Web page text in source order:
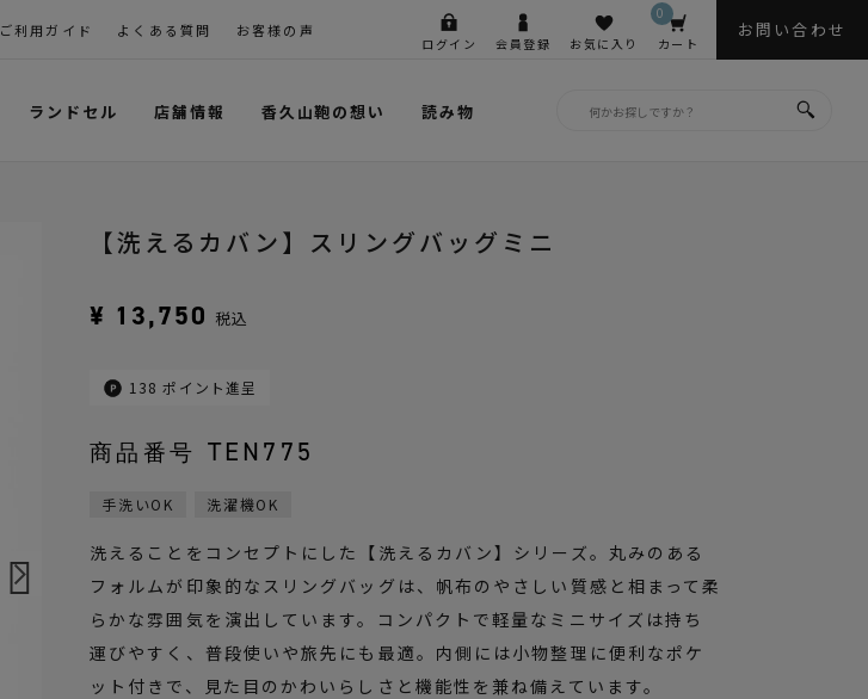
ご利用ガイド よくある質問 お客様の声
ログイン 会員登録 お気に入り カート
0
お問い合わせ
ランドセル 店舗情報 香久山鞄の想い 読み物
【洗えるカバン】スリングバッグミニ
¥ 13,750 税込
138 ポイント進呈
商品番号 TEN775
手洗いOK 洗濯機OK
洗えることをコンセプトにした【洗えるカバン】シリーズ。丸みのある
フォルムが印象的なスリングバッグは、帆布のやさしい質感と相まって柔
らかな雰囲気を演出しています。コンパクトで軽量なミニサイズは持ち
運びやすく、普段使いや旅先にも最適。内側には小物整理に便利なポケ
ット付きで、見た目のかわいらしさと機能性を兼ね備えています。